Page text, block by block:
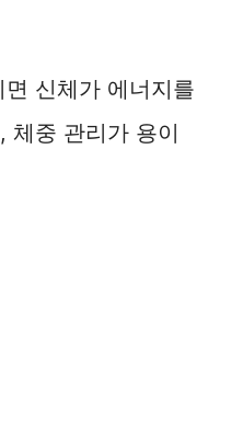
o
신체가 에너지를
체중 관리가 용이